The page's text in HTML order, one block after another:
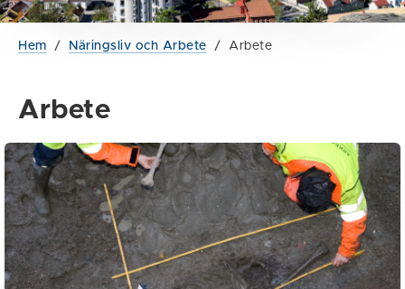
Hem / Näringsliv och Arbete / Arbete
Arbete